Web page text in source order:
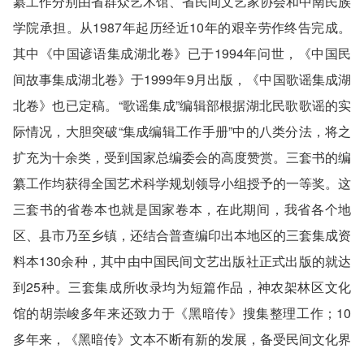
学院承担。从1987年起历经近10年的艰辛劳作终告完成。
其中《中国谚语集成湖北卷》已于1994年问世，《中国民
间故事集成湖北卷》于1999年9月出版，《中国歌谣集成湖
北卷》也已定稿。“歌谣集成”编辑部根据湖北民歌歌谣的实
际情况，大胆突破“集成编辑工作手册”中的八类分法，将之
扩充为十余类，受到国家总编委会的高度赞赏。三套书的编
纂工作均获得全国艺术科学规划领导小组授予的一等奖。这
三套书的省卷本也就是国家卷本，在此期间，我省各个地
区、县市乃至乡镇，还结合普查编印出本地区的三套集成资
料本130余种，其中由中国民间文艺出版社正式出版的就达
到25种。三套集成所收录均为短篇作品，神农架林区文化
馆的胡崇峻多年来还致力于《黑暗传》搜集整理工作；10
多年来，《黑暗传》文本不断有新的发展，备受民间文化界